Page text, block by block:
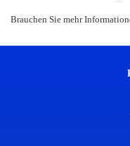
Brauchen Sie mehr